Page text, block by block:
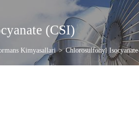
(CSI)
Kimyasallari Chlorosulfonyl